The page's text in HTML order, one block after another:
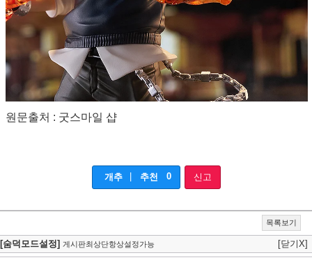
원문출처 : 굿스마일 샵
개추 추천 0 신고
목록보기
[숨덕모드설정] 게시판최상단항상설정가능 [닫기X]